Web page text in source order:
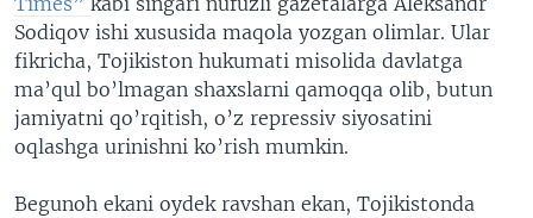
Sodiqov ishi xususida maqola yozgan olimlar. Ular
fikricha, Tojikiston hukumati misolida davlatga
ma’qul bo’lmagan shaxslarni qamoqqa olib, butun
jamiyatni qo’rqitish, o’z repressiv siyosatini
oqlashga urinishni ko’rish mumkin.
Begunoh ekani oydek ravshan ekan, Tojikistonda